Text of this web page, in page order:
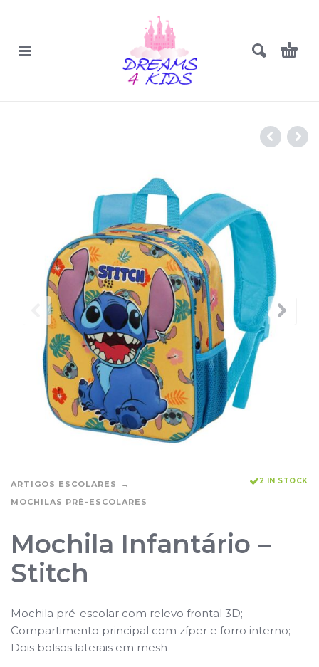
ARTIGOS ESCOLARES
MOCHILAS PRÉ-ESCOLARES
2 IN STOCK
Mochila Infantário –
Stitch
Mochila pré-escolar com relevo frontal 3D;
Compartimento principal com zíper e forro interno;
Dois bolsos laterais em mesh